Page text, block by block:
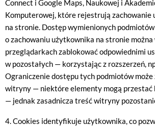
Connect i Google Maps, Naukowej i
Komputerowej, które rejestrują zachowanie
na stronie. Dostęp wymienionych
o zachowaniu użytkownika na stronie
przeglądarkach zablokować odpowiednimi
w pozostałych — korzystając z rozszerzeń,
Ograniczenie dostępu tych podmiotów może
witryny — niektóre elementy mogą przestać
— jednak zasadnicza treść witryny
4. Cookies identyfikuje użytkownika, co